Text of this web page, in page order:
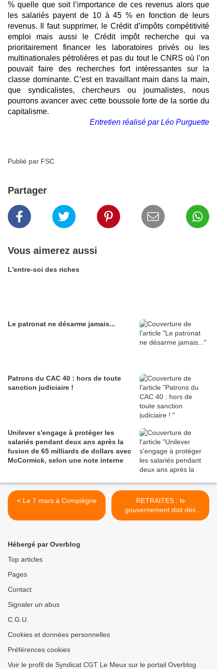
% quelle que soit l’importance de ces revenus alors que
les salariés payent de 10 à 45 % en fonction de leurs
revenus. Il faut supprimer, le Crédit d’impôts compétitivité
emploi mais aussi le Crédit impôt recherche qui va
prioritairement financer les laboratoires privés ou les
multinationales pétrolières et pas du tout le CNRS où l’on
pouvait faire des recherches fort intéressantes sur la
classe dominante. C’est en travaillant main dans la main,
que syndicalistes, chercheurs ou journalistes, nous
pourrons avancer avec cette boussole forte de la sortie du
capitalisme.
Entretien réalisé par Léo Purguette
Publié par FSC
Partager
Vous aimerez aussi
L'entre-soi des riches
Le patronat ne désarme jamais...
Patrons du CAC 40 : hors de toute
sanction judiciaire !
Unilever s'engage à protéger les
salariés pendant deux ans après la
fusion de 65 milliards de dollars avec
McCormick, selon une note interne
< Le 7 mars à Compiègne
RETRAITES : le
gouvernement doit dès
maintenant retirer son
Hébergé par Overblog
Top articles
Pages
Contact
Signaler un abus
C.G.U.
Cookies et données personnelles
Préférences cookies
Voir le profil de Syndicat CGT Le Meux sur le portail Overblog